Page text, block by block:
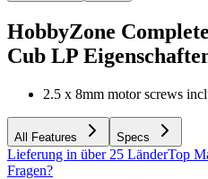
HobbyZone
Cub LP
2.5 x 8mm motor screws
All Features Specs
Lieferung in über 25 LänderTop
Fragen?